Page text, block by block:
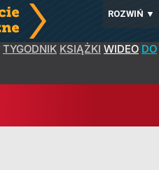
ROZWIŃ ▼
TYGODNIK KSIĄŻKI WIDEO DO